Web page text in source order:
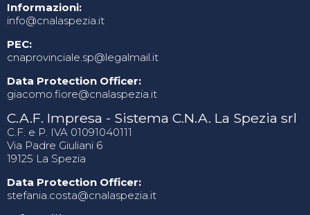
Informazioni:
info@cnalaspezia.it
PEC:
cnaprovinciale.sp@legalmail.it
Data Protection Officer:
giacomo.fiore@cnalaspezia.it
C.A.F. Impresa - Sistema C.N.A. La Spezia srl
C.F. e P. IVA 01091040111
Via Padre Giuliani 6
19125 La Spezia
Data Protection Officer:
stefania.costa@cnalaspezia.it